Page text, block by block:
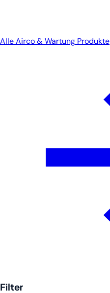
Alle Airco & Wartung Produkte
Filter